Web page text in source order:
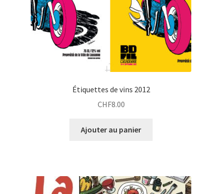
Étiquettes de vins 2012
CHF8.00
Ajouter au panier